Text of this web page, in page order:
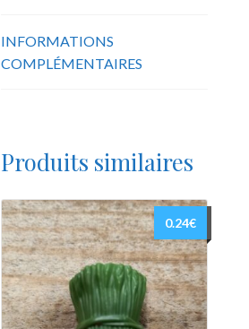
INFORMATIONS
COMPLÉMENTAIRES
Produits similaires
0.24€